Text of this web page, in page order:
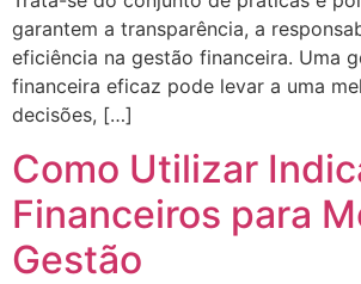
garantem a transparência, a
eficiência na gestão financeira. Uma
financeira eficaz pode levar a uma
decisões, […]
Como Utilizar
Financeiros para
Gestão